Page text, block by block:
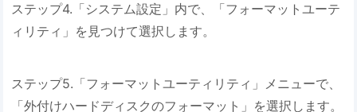
ステップ4.「システム設定」内で、「フォーマットユーテ
ィリティ」を見つけて選択します。
ステップ5.「フォーマットユーティリティ」メニューで、
「外付けハードディスクのフォーマット」を選択します。